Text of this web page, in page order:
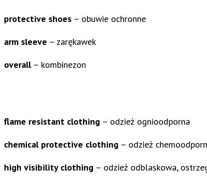
protective shoes – obuwie ochronne
arm sleeve – zarękawek
overall– kombinezon
flame resistant clothing – odzież ognioodporna
chemical protective clothing – odzież
high visibility clothing – odzież odblaskowa,